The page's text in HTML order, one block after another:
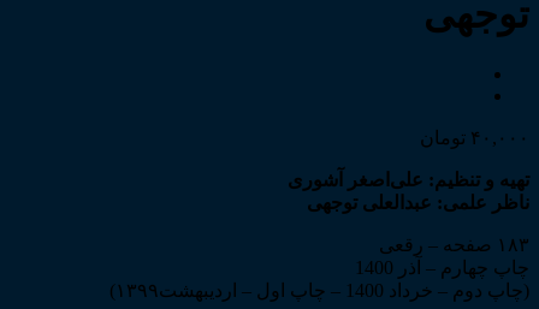
توجهی
۴۰,۰۰۰ تومان
تهیه و تنظیم: علی‌اصغر آشوری
ناظر علمی: عبدالعلی توجهی
۱۸۳ صفحه – رقعی
چاپ چهارم – آذر 1400
(چاپ دوم – خرداد 1400 – چاپ اول – اردیبهشت۱۳۹۹)